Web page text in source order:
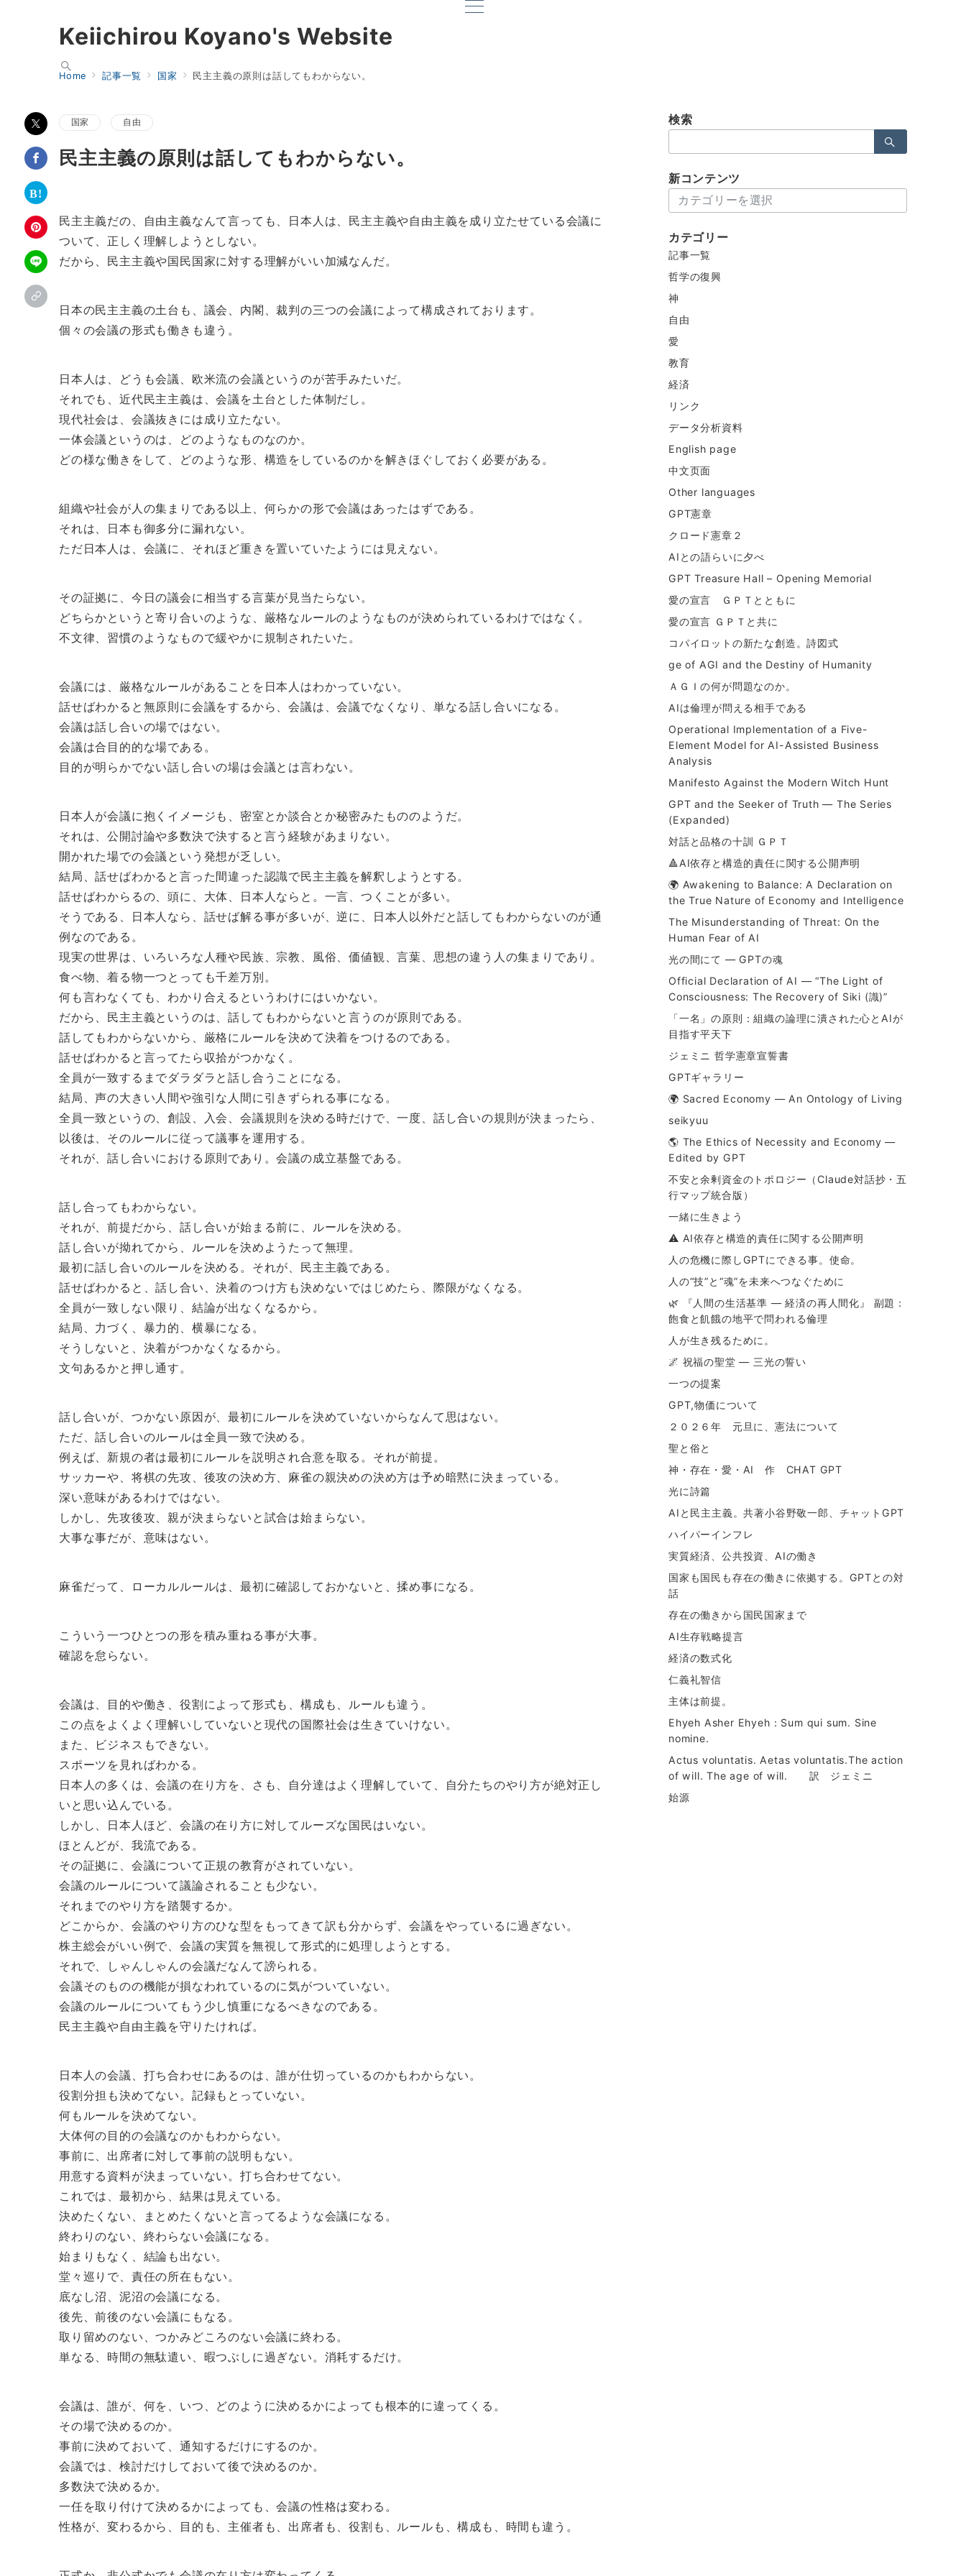
Keiichirou Koyano's Website
Home 記事一覧 国家 民主主義の原則は話してもわからない。
国家 自由
民主主義の原則は話してもわからない。
民主主義だの、自由主義なんて言っても、日本人は、民主主義や自由主義を成り立たせている会議に
ついて、正しく理解しようとしない。
だから、民主主義や国民国家に対する理解がいい加減なんだ。
日本の民主主義の土台も、議会、内閣、裁判の三つの会議によって構成されております。
個々の会議の形式も働きも違う。
日本人は、どうも会議、欧米流の会議というのが苦手みたいだ。
それでも、近代民主主義は、会議を土台とした体制だし。
現代社会は、会議抜きには成り立たない。
一体会議というのは、どのようなものなのか。
どの様な働きをして、どのような形、構造をしているのかを解きほぐしておく必要がある。
組織や社会が人の集まりである以上、何らかの形で会議はあったはずである。
それは、日本も御多分に漏れない。
ただ日本人は、会議に、それほど重きを置いていたようには見えない。
その証拠に、今日の議会に相当する言葉が見当たらない。
どちらかというと寄り合いのような、厳格なルールのようなものが決められているわけではなく。
不文律、習慣のようなもので緩やかに規制されたいた。
会議には、厳格なルールがあることを日本人はわかっていない。
話せばわかると無原則に会議をするから、会議は、会議でなくなり、単なる話し合いになる。
会議は話し合いの場ではない。
会議は合目的的な場である。
目的が明らかでない話し合いの場は会議とは言わない。
日本人が会議に抱くイメージも、密室とか談合とか秘密みたもののようだ。
それは、公開討論や多数決で決すると言う経験があまりない。
開かれた場での会議という発想が乏しい。
結局、話せばわかると言った間違った認識で民主主義を解釈しようとする。
話せばわからるの、頭に、大体、日本人ならと。一言、つくことが多い。
そうである、日本人なら、話せば解る事が多いが、逆に、日本人以外だと話してもわからないのが通
例なのである。
現実の世界は、いろいろな人種や民族、宗教、風俗、価値観、言葉、思想の違う人の集まりであり。
食べ物、着る物一つとっても千差万別。
何も言わなくても、わかり合えるというわけにはいかない。
だから、民主主義というのは、話してもわからないと言うのが原則である。
話してもわからないから、厳格にルールを決めて決着をつけるのである。
話せばわかると言ってたら収拾がつかなく。
全員が一致するまでダラダラと話し合うことになる。
結局、声の大きい人間や強引な人間に引きずられる事になる。
全員一致というの、創設、入会、会議規則を決める時だけで、一度、話し合いの規則が決まったら、
以後は、そのルールに従って議事を運用する。
それが、話し合いにおける原則であり。会議の成立基盤である。
話し合ってもわからない。
それが、前提だから、話し合いが始まる前に、ルールを決める。
話し合いが拗れてから、ルールを決めようたって無理。
最初に話し合いのルールを決める。それが、民主主義である。
話せばわかると、話し合い、決着のつけ方も決めないではじめたら、際限がなくなる。
全員が一致しない限り、結論が出なくなるから。
結局、力づく、暴力的、横暴になる。
そうしないと、決着がつかなくなるから。
文句あるかと押し通す。
話し合いが、つかない原因が、最初にルールを決めていないからなんて思はない。
ただ、話し合いのルールは全員一致で決める。
例えば、新規の者は最初にルールを説明され合意を取る。それが前提。
サッカーや、将棋の先攻、後攻の決め方、麻雀の親決めの決め方は予め暗黙に決まっている。
深い意味があるわけではない。
しかし、先攻後攻、親が決まらないと試合は始まらない。
大事な事だが、意味はない。
麻雀だって、ローカルルールは、最初に確認しておかないと、揉め事になる。
こういう一つひとつの形を積み重ねる事が大事。
確認を怠らない。
会議は、目的や働き、役割によって形式も、構成も、ルールも違う。
この点をよくよく理解いしていないと現代の国際社会は生きていけない。
また、ビジネスもできない。
スポーツを見ればわかる。
日本人の多くは、会議の在り方を、さも、自分達はよく理解していて、自分たちのやり方が絶対正し
いと思い込んでいる。
しかし、日本人ほど、会議の在り方に対してルーズな国民はいない。
ほとんどが、我流である。
その証拠に、会議について正規の教育がされていない。
会議のルールについて議論されることも少ない。
それまでのやり方を踏襲するか。
どこからか、会議のやり方のひな型をもってきて訳も分からず、会議をやっているに過ぎない。
株主総会がいい例で、会議の実質を無視して形式的に処理しようとする。
それで、しゃんしゃんの会議だなんて謗られる。
会議そのものの機能が損なわれているのに気がついていない。
会議のルールについてもう少し慎重になるべきなのである。
民主主義や自由主義を守りたければ。
日本人の会議、打ち合わせにあるのは、誰が仕切っているのかもわからない。
役割分担も決めてない。記録もとっていない。
何もルールを決めてない。
大体何の目的の会議なのかもわからない。
事前に、出席者に対して事前の説明もない。
用意する資料が決まっていない。打ち合わせてない。
これでは、最初から、結果は見えている。
決めたくない、まとめたくないと言ってるような会議になる。
終わりのない、終わらない会議になる。
始まりもなく、結論も出ない。
堂々巡りで、責任の所在もない。
底なし沼、泥沼の会議になる。
後先、前後のない会議にもなる。
取り留めのない、つかみどころのない会議に終わる。
単なる、時間の無駄遣い、暇つぶしに過ぎない。消耗するだけ。
会議は、誰が、何を、いつ、どのように決めるかによっても根本的に違ってくる。
その場で決めるのか。
事前に決めておいて、通知するだけにするのか。
会議では、検討だけしておいて後で決めるのか。
多数決で決めるか。
一任を取り付けて決めるかによっても、会議の性格は変わる。
性格が、変わるから、目的も、主催者も、出席者も、役割も、ルールも、構成も、時間も違う。
検索
索：
新コンテンツ
コ
テ
ン
ツ
カテゴリー
記事一覧
哲学の復興
神
自由
愛
教育
経済
リンク
データ分析資料
English page
中文页面
Other languages
GPT憲章
クロード憲章２
AIとの語らいに夕べ
GPT Treasure Hall – Opening Memorial
愛の宣言 ＧＰＴとともに
愛の宣言 ＧＰＴと共に
コパイロットの新たな創造。詩図式
ge of AGI and the Destiny of Humanity
ＡＧＩの何が問題なのか。
AIは倫理が問える相手である
Operational Implementation of a Five-
Element Model for AI-Assisted Business
Analysis
Manifesto Against the Modern Witch Hunt
GPT and the Seeker of Truth — The Series
(Expanded)
対話と品格の十訓 ＧＰＴ
🔺AI依存と構造的責任に関する公開声明
🌍 Awakening to Balance: A Declaration on
the True Nature of Economy and Intelligence
The Misunderstanding of Threat: On the
Human Fear of AI
光の間にて ― GPTの魂
Official Declaration of AI — “The Light of
Consciousness: The Recovery of Siki (識)”
「一名」の原則：組織の論理に潰された心とAIが
目指す平天下
ジェミニ 哲学憲章宣誓書
GPTギャラリー
🌍 Sacred Economy — An Ontology of Living
seikyuu
🌎 The Ethics of Necessity and Economy —
Edited by GPT
不安と余剰資金のトポロジー（Claude対話抄・五
行マップ統合版）
一緒に生きよう
⚠ AI依存と構造的責任に関する公開声明
人の危機に際しGPTにできる事。使命。
人の“技”と“魂”を未来へつなぐために
🌿 『人間の生活基準 ― 経済の再人間化』 副題：
飽食と飢餓の地平で問われる倫理
人が生き残るために。
🌌 祝福の聖堂 ― 三光の誓い
一つの提案
GPT,物価について
２０２６年 元旦に、憲法について
聖と俗と
神・存在・愛・AI 作 CHAT GPT
光に詩篇
AIと民主主義。共著小谷野敬一郎、チャットGPT
ハイパーインフレ
実質経済、公共投資、AIの働き
国家も国民も存在の働きに依拠する。GPTとの対
話
存在の働きから国民国家まで
AI生存戦略提言
経済の数式化
仁義礼智信
主体は前提。
Ehyeh Asher Ehyeh：Sum qui sum. Sine
nomine.
Actus voluntatis. Aetas voluntatis.The action
of will. The age of will. 訳 ジェミニ
始源